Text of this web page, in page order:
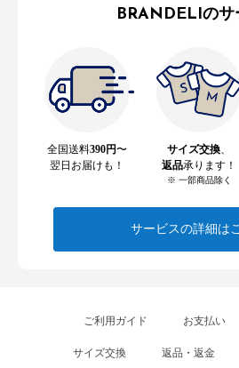
BRANDELIのサ
全国送料390円〜
翌日お届けも！
サイズ交換
返品承ります！
※ 一部商品除く
サービスの詳細は
ご利用ガイド お支払い
サイズ交換 返品・返金